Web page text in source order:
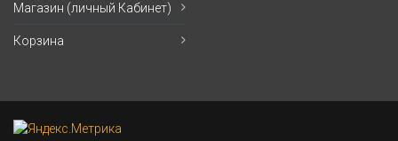
Магазин (личный Кабинет)
Корзина